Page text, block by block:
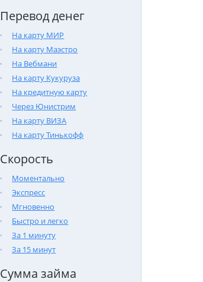
Перевод денег
На карту МИР
На карту Маэстро
На Вебмани
На карту Кукуруза
На кредитную карту
Через Юнистрим
На карту ВИЗА
На карту Тинькофф
Скорость
Моментально
Экспресс
Мгновенно
Быстро и легко
За 1 минуту
За 15 минут
Сумма займа